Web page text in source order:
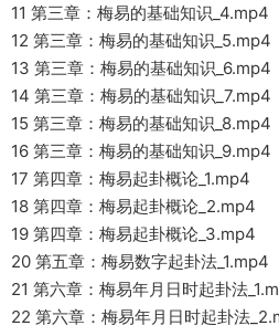
11 第三章：梅易的基础知识_4.mp4
12 第三章：梅易的基础知识_5.mp4
13 第三章：梅易的基础知识_6.mp4
14 第三章：梅易的基础知识_7.mp4
15 第三章：梅易的基础知识_8.mp4
16 第三章：梅易的基础知识_9.mp4
17 第四章：梅易起卦概论_1.mp4
18 第四章：梅易起卦概论_2.mp4
19 第四章：梅易起卦概论_3.mp4
20 第五章：梅易数字起卦法_1.mp4
21 第六章：梅易年月日时起卦法
22 第六章：梅易年月日时起卦法